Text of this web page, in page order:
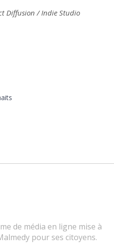
Diffusion / Indie Studio
de média en ligne mise à
pour ses citoyens.